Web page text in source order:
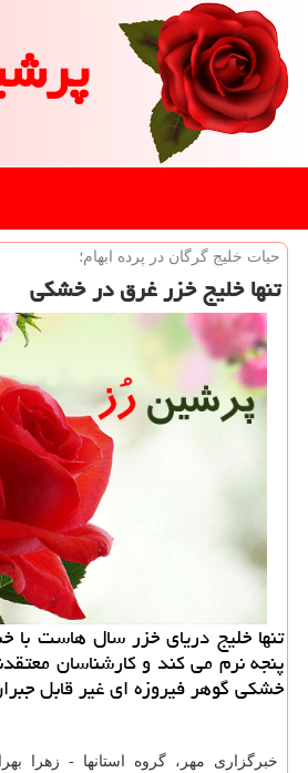
حیات خلیج گرگان در پرده ابهام؛
تنها خلیج خزر غرق در خشكی
تنها خلیج دریای خزر سال هاست
پنجه نرم می كند و كارشناسان
خشكی گوهر فیروزه ای غیر قابل
خبرگزاری مهر، گروه استانها - زهرا